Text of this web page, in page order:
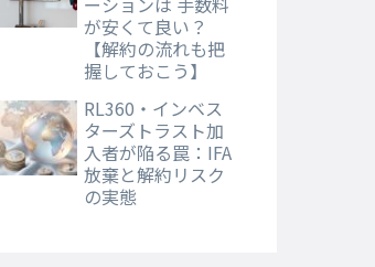
が安くて良い？
【解約の流れも把
握しておこう】
RL360・インベス
ターズトラスト加
入者が陥る罠：IFA
放棄と解約リスク
の実態